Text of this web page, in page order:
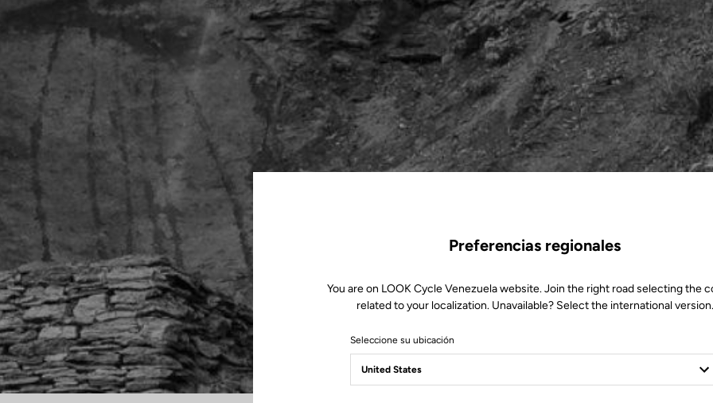
Preferencias regionales
You are on LOOK Cycle Venezuela website. Join the right road selecting the
related to your localization. Unavailable? Select the international version.
Seleccione su ubicación